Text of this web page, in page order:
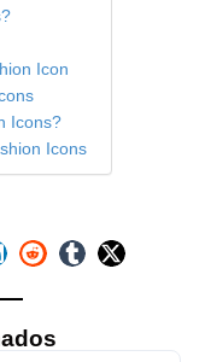
Icon
Icons?
Icons